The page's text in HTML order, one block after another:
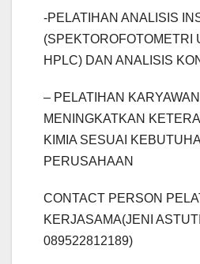
-PELATIHAN ANALISIS
(SPEKTOROFOTOMETRI
HPLC) DAN ANALISIS
– PELATIHAN
MENINGKATKAN
KIMIA SESUAI
PERUSAHAAN
CONTACT PERSON
KERJASAMA(JENI
089522812189)